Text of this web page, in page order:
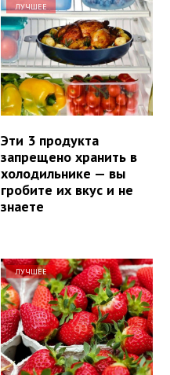
ЛУЧШЕЕ
Эти 3 продукта
запрещено хранить в
холодильнике — вы
гробите их вкус и не
знаете
ЛУЧШЕЕ